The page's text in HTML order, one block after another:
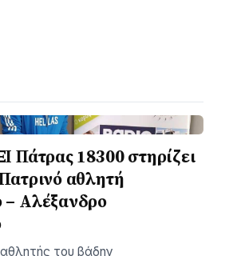
Πάτρας 18300 στηρίζει
αθλητή
– Αλέξανδρο
του βάδην